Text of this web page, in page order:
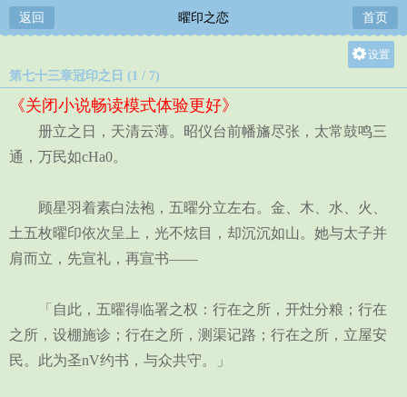
返回 曜印之恋 首页
设置
中
第七十三章冠印之日 (1 / 7)
《关闭小说畅读模式体验更好》
册立之日，天清云薄。昭仪台前幡旛尽张，太常鼓鸣三
通，万民如cHa0。
顾星羽着素白法袍，五曜分立左右。金、木、水、火、
土五枚曜印依次呈上，光不炫目，却沉沉如山。她与太子并
肩而立，先宣礼，再宣书——
「自此，五曜得临署之权：行在之所，开灶分粮；行在
之所，设棚施诊；行在之所，测渠记路；行在之所，立屋安
民。此为圣nV约书，与众共守。」